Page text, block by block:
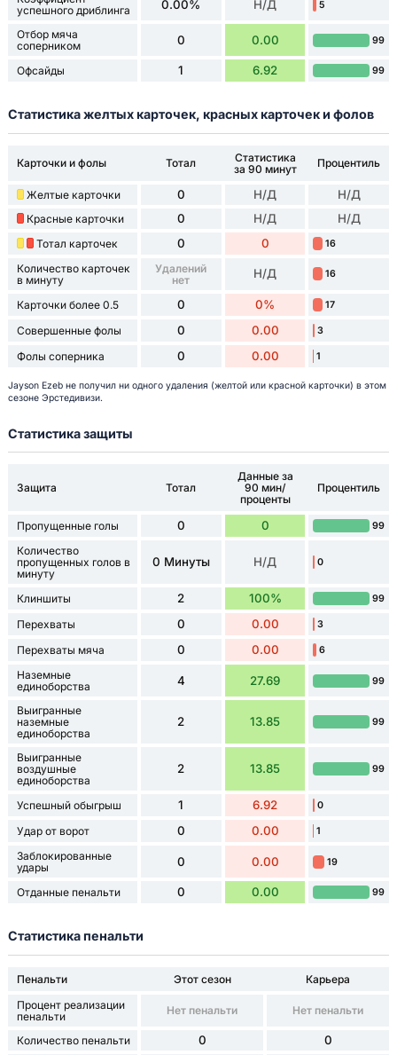
успешного дриблинга
0.00% Н/Д 5
Отбор мяча
соперником
0 0.00 99
Офсайды 1 6.92 99
Статистика желтых карточек, красных карточек и фолов
Карточки и фолы Тотал
Статистика
за 90 минут
Процентиль
Желтые карточки 0 Н/Д Н/Д
Красные карточки 0 Н/Д Н/Д
Тотал карточек 0 0 16
Количество карточек
в минуту
Удалений
нет
Н/Д 16
Карточки более 0.5 0 0% 17
Совершенные фолы 0 0.00 3
Фолы соперника 0 0.00 1
Jayson Ezeb не получил ни одного удаления (желтой или красной карточки) в этом
сезоне Эрстедивизи.
Статистика защиты
Защита Тотал
Данные за
90 мин/
проценты
Процентиль
Пропущенные голы 0 0 99
Количество
пропущенных голов в
минуту
0 Минуты Н/Д 0
Клиншиты 2 100% 99
Перехваты 0 0.00 3
Перехваты мяча 0 0.00 6
Наземные
единоборства
4 27.69 99
Выигранные
наземные
единоборства
2 13.85 99
Выигранные
воздушные
единоборства
2 13.85 99
Успешный обыгрыш 1 6.92 0
Удар от ворот 0 0.00 1
Заблокированные
удары
0 0.00 19
Отданные пенальти 0 0.00 99
Статистика пенальти
Пенальти Этот сезон
Карьера
Процент реализации
пенальти
Нет пенальти Нет пенальти
Количество пенальти 0 0